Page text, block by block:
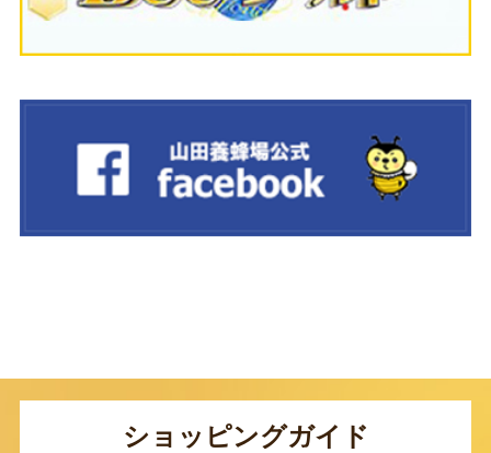
ショッピングガイド